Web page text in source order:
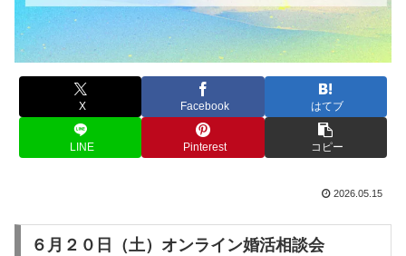
X Facebook はてブ
LINE Pinterest コピー
2026.05.15
６月２０日（土）オンライン婚活相談会